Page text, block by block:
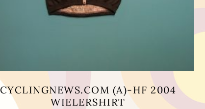
CYCLINGNEWS.COM (A)-HF 2004
WIELERSHIRT